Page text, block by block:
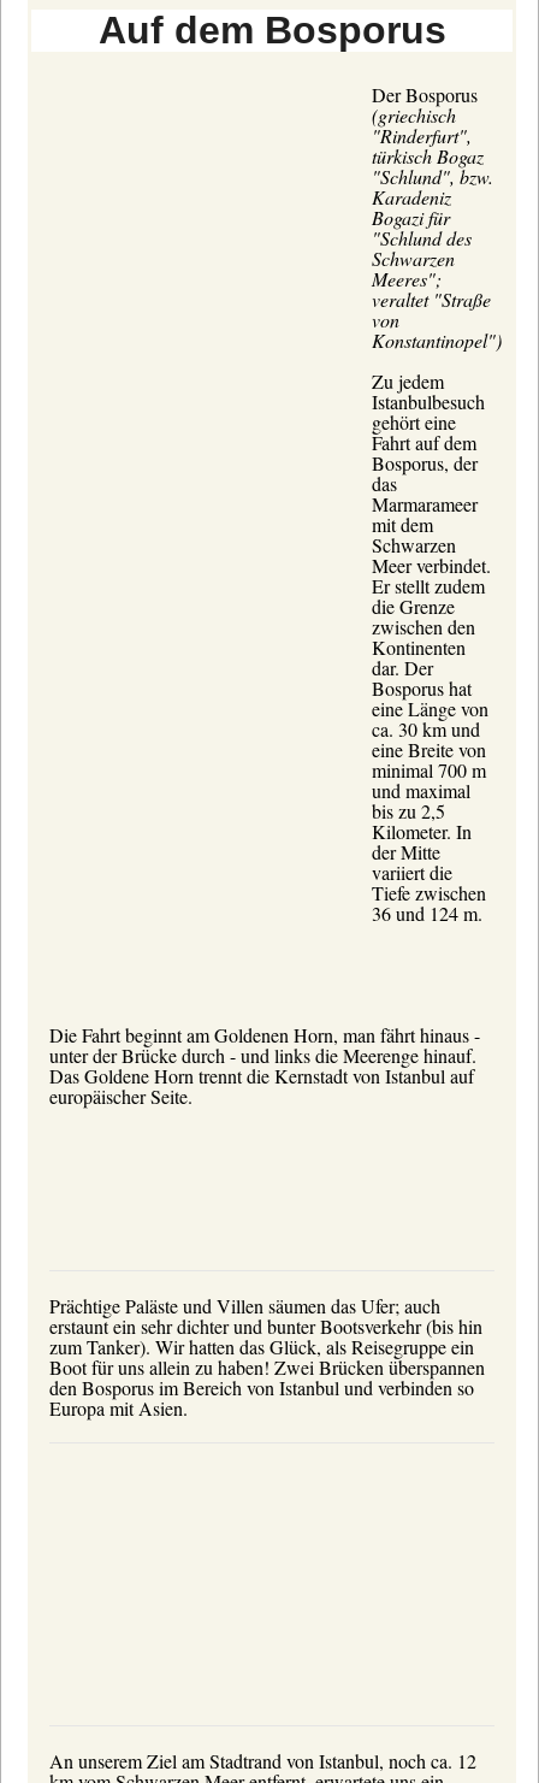
Auf dem Bosporus
Der Bosporus
(griechisch
"Rinderfurt",
türkisch Bogaz
"Schlund", bzw.
Karadeniz
Bogazi für
"Schlund des
Schwarzen
Meeres";
veraltet "Straße
von
Konstantinopel")
Zu jedem
Istanbulbesuch
gehört eine
Fahrt auf dem
Bosporus, der
das
Marmarameer
mit dem
Schwarzen
Meer verbindet.
Er stellt zudem
die Grenze
zwischen den
Kontinenten
dar. Der
Bosporus hat
eine Länge von
ca. 30 km und
eine Breite von
minimal 700 m
und maximal
bis zu 2,5
Kilometer. In
der Mitte
variiert die
Tiefe zwischen
36 und 124 m.
Die Fahrt beginnt am Goldenen Horn, man fährt hinaus -
unter der Brücke durch - und links die Meerenge hinauf.
Das Goldene Horn trennt die Kernstadt von Istanbul auf
europäischer Seite.
Prächtige Paläste und Villen säumen das Ufer; auch
erstaunt ein sehr dichter und bunter Bootsverkehr (bis hin
zum Tanker). Wir hatten das Glück, als Reisegruppe ein
Boot für uns allein zu haben! Zwei Brücken überspannen
den Bosporus im Bereich von Istanbul und verbinden so
Europa mit Asien.
An unserem Ziel am Stadtrand von Istanbul, noch ca. 12